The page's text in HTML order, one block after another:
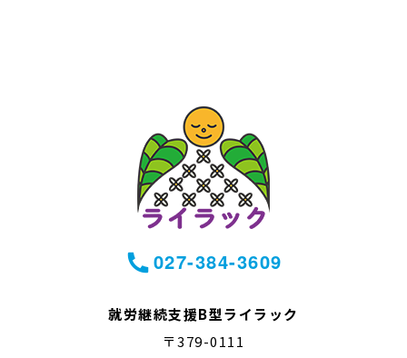
027-384-3609
就労継続支援B型ライラック
〒379-0111